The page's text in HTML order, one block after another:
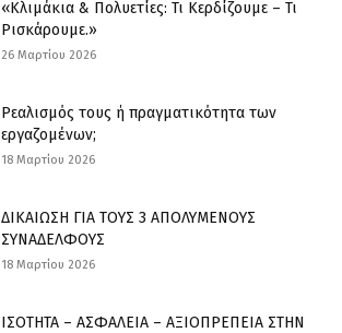
«Κλιμάκια & Πολυετίες: Τι Κερδίζουμε – Τι
Ρισκάρουμε.»
26 Μαρτίου 2026
Ρεαλισμός τους ή πραγματικότητα των
εργαζομένων;
18 Μαρτίου 2026
ΔΙΚΑΙΩΣΗ ΓΙΑ ΤΟΥΣ 3 ΑΠΟΛΥΜΕΝΟΥΣ
ΣΥΝΑΔΕΛΦΟΥΣ
18 Μαρτίου 2026
ΙΣΟΤΗΤΑ – ΑΣΦΑΛΕΙΑ – ΑΞΙΟΠΡΕΠΕΙΑ ΣΤΗΝ